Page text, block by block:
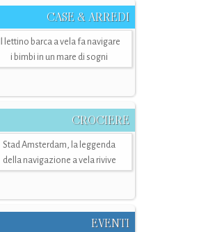
CASE & ARREDI
Il lettino barca a vela fa navigare
i bimbi in un mare di sogni
CROCIERE
Stad Amsterdam, la leggenda
della navigazione a vela rivive
EVENTI